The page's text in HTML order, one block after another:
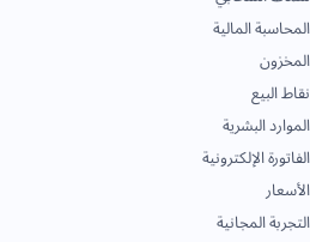
المحاسبة المالية
المخزون
نقاط البيع
الموارد البشرية
الفاتورة الإلكترونية
الأسعار
التجربة المجانية